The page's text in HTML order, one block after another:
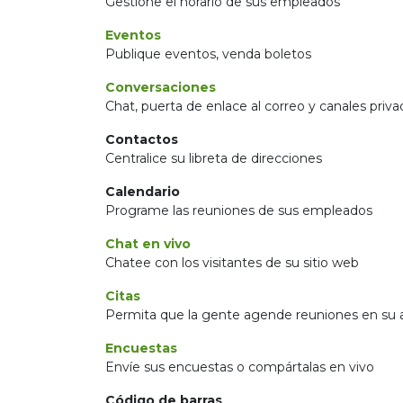
Eventos
Publique eventos, venda boletos
Conversaciones
Chat, puerta de enlace al correo y canales
Contactos
Centralice su libreta de direcciones
Calendario
Programe las reuniones de sus empleados
Chat en vivo
Chatee con los visitantes de su sitio web
Citas
Permita que la gente agende reuniones en su
Encuestas
Envíe sus encuestas o compártalas en vivo